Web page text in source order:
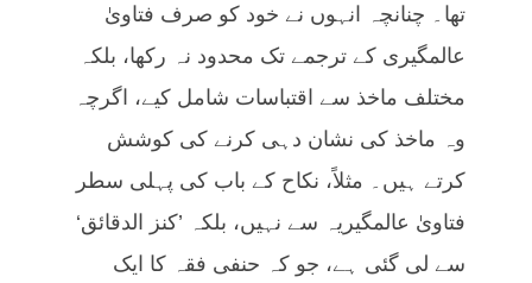
تھا۔ چنانچہ انہوں نے خود کو صرف فتاویٰ
عالمگیری کے ترجمے تک محدود نہ رکھا، بلکہ
مختلف ماخذ سے اقتباسات شامل کیے، اگرچہ
وہ ماخذ کی نشان دہی کرنے کی کوشش
کرتے ہیں۔ مثلاً، نکاح کے باب کی پہلی سطر
فتاویٰ عالمگیریہ سے نہیں، بلکہ ’کنز الدقائق‘
سے لی گئی ہے، جو کہ حنفی فقہ کا ایک